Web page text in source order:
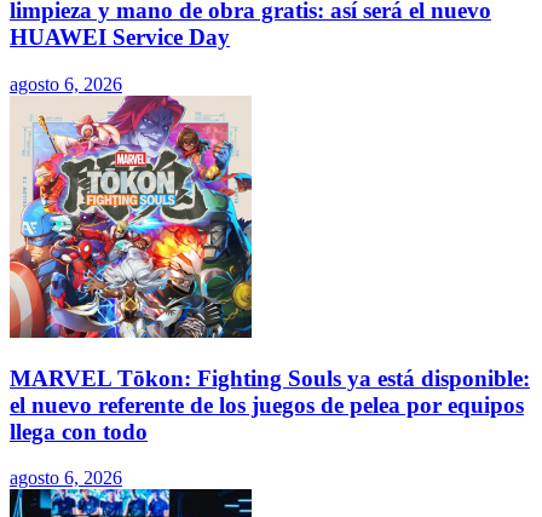
limpieza y mano de obra gratis: así será el nuevo
HUAWEI Service Day
agosto 6, 2026
MARVEL Tōkon: Fighting Souls ya está disponible:
el nuevo referente de los juegos de pelea por equipos
llega con todo
agosto 6, 2026